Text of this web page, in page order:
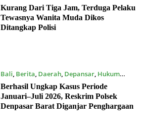
16/07/2026
Kurang Dari Tiga Jam, Terduga Pelaku
Tewasnya Wanita Muda Dikos
Ditangkap Polisi
Bali Berita Daerah, Depansar, Hukum
16/07/2026
Berhasil Ungkap Kasus Periode
Januari–Juli 2026, Reskrim Polsek
Denpasar Barat Diganjar Penghargaan